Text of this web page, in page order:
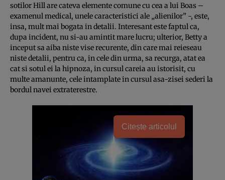
sotilor Hill are cateva elemente comune cu cea a lui Boas –
examenul medical, unele caracteristici ale „alienilor” -, este,
insa, mult mai bogata in detalii. Interesant este faptul ca,
dupa incident, nu si-au amintit mare lucru; ulterior, Betty a
inceput sa aiba niste vise recurente, din care mai reieseau
niste detalii, pentru ca, in cele din urma, sa recurga, atat ea
cat si sotul ei la hipnoza, in cursul careia au istorisit, cu
multe amanunte, cele intamplate in cursul asa-zisei sederi la
bordul navei extraterestre.
Citește articolul